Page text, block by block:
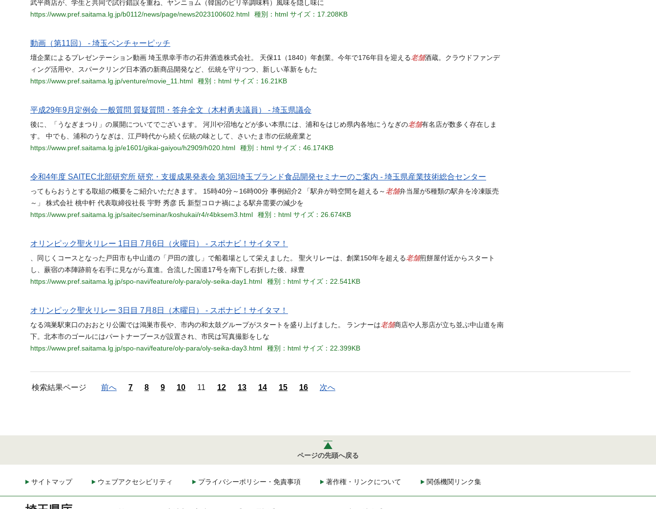
武平商店が、学生と共同で試行錯誤を重ね、ヤンニョム（韓国のピリ辛調味料）風味を隠し味に
https://www.pref.saitama.lg.jp/b0112/news/page/news2023100602.html
種別：html サイズ：17.208KB
動画（第11回） - 埼玉ベンチャーピッチ
壇企業によるプレゼンテーション動画 埼玉県幸手市の石井酒造株式会社。 天保11（1840）年創業。今年で176年目を迎える老舗酒蔵。クラウドファンデ
ィング活用や、スパークリング日本酒の新商品開発など、伝統を守りつつ、新しい革新をもた
https://www.pref.saitama.lg.jp/venture/movie_11.html
種別：html サイズ：16.21KB
平成29年9月定例会 一般質問 質疑質問・答弁全文（木村勇夫議員） - 埼玉県議会
後に、「うなぎまつり」の展開についてでございます。 河川や沼地などが多い本県には、浦和をはじめ県内各地にうなぎの老舗有名店が数多く存在しま
す。 中でも、浦和のうなぎは、江戸時代から続く伝統の味として、さいたま市の伝統産業と
https://www.pref.saitama.lg.jp/e1601/gikai-gaiyou/h2909/h020.html
種別：html サイズ：46.174KB
令和4年度 SAITEC北部研究所 研究・支援成果発表会 第3回埼玉ブランド食品開発セミナーのご案内 - 埼玉県産業技術総合センター
ってもらおうとする取組の概要をご紹介いただきます。 15時40分～16時00分 事例紹介2 「駅弁が時空間を超える～ 老舗弁当屋が5種類の駅弁を冷凍販売
～」 株式会社 桃中軒 代表取締役社長 宇野 秀彦 氏 新型コロナ禍による駅弁需要の減少を
https://www.pref.saitama.lg.jp/saitec/seminar/koshukai/r4/r4bksem3.html
種別：html サイズ：26.674KB
オリンピック聖火リレー 1日目 7月6日（火曜日） - スポナビ！サイタマ！
、同じくコースとなった戸田市も中山道の「戸田の渡し」で船着場として栄えました。 聖火リレーは、創業150年を超える老舗煎餅屋付近からスタート
し、蕨宿の本陣跡前を右手に見ながら直進。合流した国道17号を南下し右折した後、緑豊
https://www.pref.saitama.lg.jp/spo-navi/feature/oly-para/oly-seika-day1.html
種別：html サイズ：22.541KB
オリンピック聖火リレー 3日目 7月8日（木曜日） - スポナビ！サイタマ！
なる鴻巣駅東口のおおとり公園では鴻巣市長や、市内の和太鼓グループがスタートを盛り上げました。 ランナーは老舗商店や人形店が立ち並ぶ中山道を南
下。北本市のゴールにはパートナーブースが設置され、市民は写真撮影をしな
https://www.pref.saitama.lg.jp/spo-navi/feature/oly-para/oly-seika-day3.html
種別：html サイズ：22.399KB
検索結果ページ 前へ 7 8 9 10 11 12 13 14 15 16 次へ
ページの先頭へ戻る
サイトマップ ウェブアクセシビリティ プライバシーポリシー・免責事項 著作権・リンクについて 関係機関リンク集